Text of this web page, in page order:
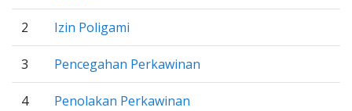
2 Izin Poligami
3 Pencegahan Perkawinan
4 Penolakan Perkawinan